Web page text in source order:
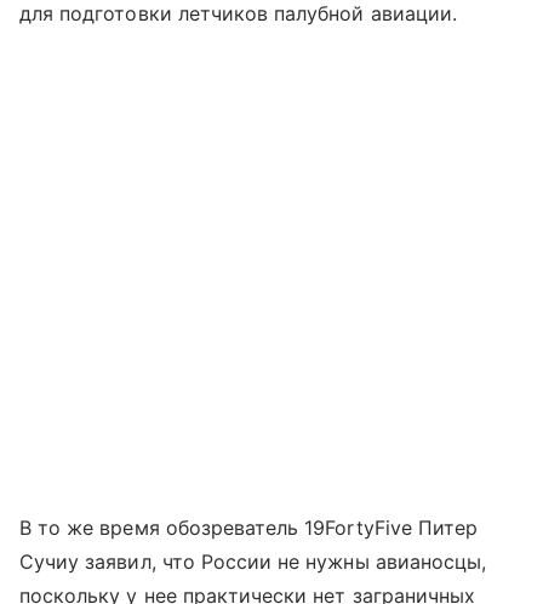
для подготовки летчиков палубной авиации.
В то же время обозреватель 19FortyFive Питер
Сучиу заявил, что России не нужны авианосцы,
поскольку у нее практически нет заграничных